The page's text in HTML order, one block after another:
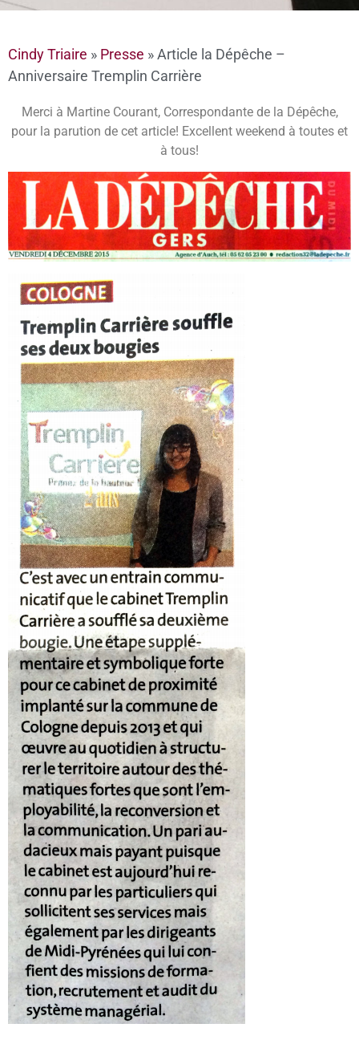
Cindy Triaire » Presse »Article la Dépêche –
Anniversaire Tremplin Carrière
Merci à Martine Courant, Correspondante de la Dépêche,
pour la parution de cet article! Excellent weekend à toutes et
à tous!